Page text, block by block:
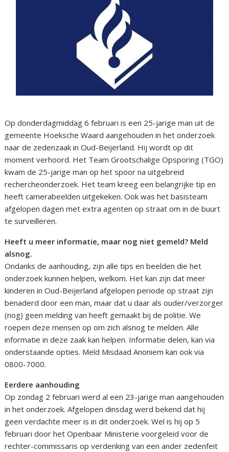
Op donderdagmiddag 6 februari is een 25-jarige man uit de
gemeente Hoeksche Waard aangehouden in het onderzoek
naar de zedenzaak in Oud-Beijerland. Hij wordt op dit
moment verhoord. Het Team Grootschalige Opsporing (TGO)
kwam de 25-jarige man op het spoor na uitgebreid
rechercheonderzoek. Het team kreeg een belangrijke tip en
heeft camerabeelden uitgekeken. Ook was het basisteam
afgelopen dagen met extra agenten op straat om in de buurt
te surveilleren.
Heeft u meer informatie, maar nog niet gemeld? Meld
alsnog.
Ondanks de aanhouding, zijn alle tips en beelden die het
onderzoek kunnen helpen, welkom. Het kan zijn dat meer
kinderen in Oud-Beijerland afgelopen periode op straat zijn
benaderd door een man, maar dat u daar als ouder/verzorger
(nog) geen melding van heeft gemaakt bij de politie. We
roepen deze mensen op om zich alsnog te melden. Alle
informatie in deze zaak kan helpen. Informatie delen, kan via
onderstaande opties. Meld Misdaad Anoniem kan ook via
0800-7000.
Eerdere aanhouding
Op zondag 2 februari werd al een 23-jarige man aangehouden
in het onderzoek. Afgelopen dinsdag werd bekend dat hij
geen verdachte meer is in dit onderzoek. Wel is hij op 5
februari door het Openbaar Ministerie voorgeleid voor de
rechter-commissaris op verdenking van een ander zedenfeit